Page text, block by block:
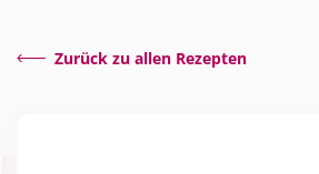
Zurück zu allen Rezepten